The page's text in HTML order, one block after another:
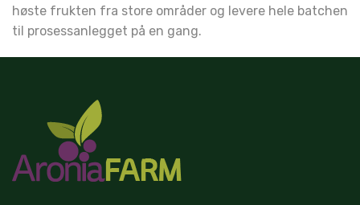
høste frukten fra store områder og levere hele batchen
til prosessanlegget på en gang.